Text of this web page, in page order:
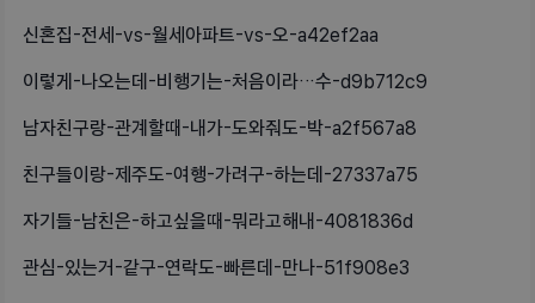
신혼집-전세-vs-월세아파트-vs-오-a42ef2aa
이렇게-나오는데-비행기는-처음이라…수-d9b712c9
남자친구랑-관계할때-내가-도와줘도-박-a2f567a8
친구들이랑-제주도-여행-가려구-하는데-27337a75
자기들-남친은-하고싶을때-뭐라고해내-4081836d
관심-있는거-같구-연락도-빠른데-만나-51f908e3